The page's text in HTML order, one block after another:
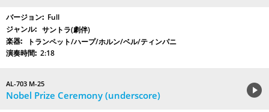
Full
サントラ(劇伴)
トランペット/ハープ/ホルン/ベル/ティンパニ
2:18
AL-703 M-25
Nobel Prize Ceremony (underscore)